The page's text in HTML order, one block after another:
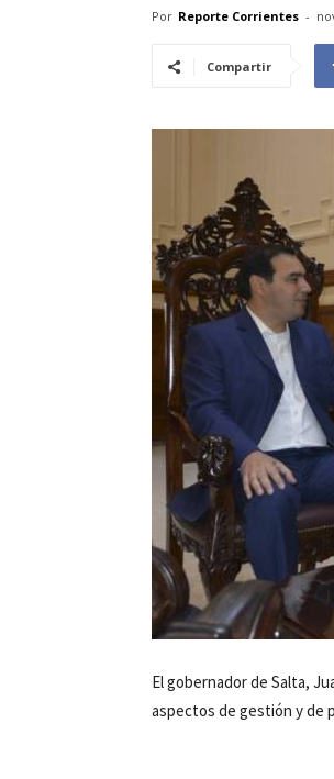
Por Reporte Corrientes -
Compartir
El gobernador de Salta,
aspectos de gestión y de